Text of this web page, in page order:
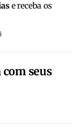
e receba os
seus